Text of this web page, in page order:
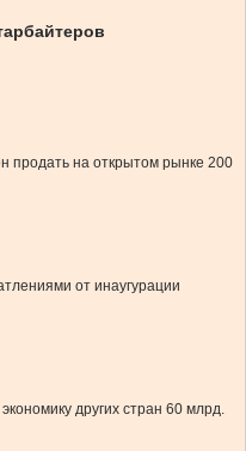
на открытом рынке 200
от инаугурации
других стран 60 млрд.